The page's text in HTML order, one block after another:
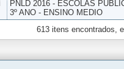
PNLD 2016 - ESCOLAS
3º ANO - ENSINO MEDIO
613 itens encontrados,